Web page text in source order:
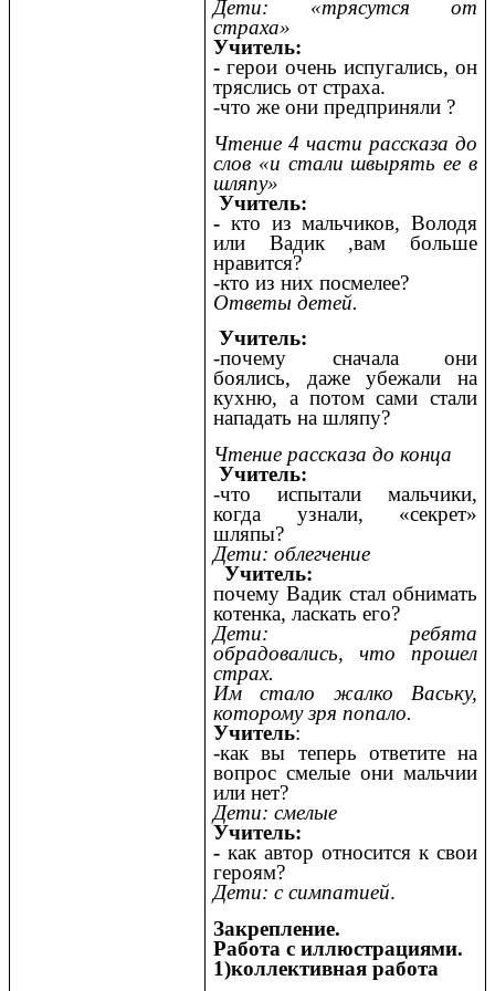
Дети: «трясутся от
страха»
Учитель:
- герои очень испугались, он
тряслись от страха.
-что же они предприняли ?
Чтение 4 части рассказа до
слов «и стали швырять ее в
шляпу»
Учитель:
- кто из мальчиков, Володя
или Вадик ,вам больше
нравится?
-кто из них посмелее?
Ответы детей.
Учитель:
-почему сначала они
боялись, даже убежали на
кухню, а потом сами стали
нападать на шляпу?
Чтение рассказа до конца
Учитель:
-что испытали мальчики,
когда узнали, «секрет»
шляпы?
Дети: облегчение
Учитель:
почему Вадик стал обнимать
котенка, ласкать его?
Дети: ребята
обрадовались, что прошел
страх.
Им стало жалко Ваську,
которому зря попало.
Учитель:
-как вы теперь ответите на
вопрос смелые они мальчии
или нет?
Дети: смелые
Учитель:
- как автор относится к свои
героям?
Дети: с симпатией.
Закрепление.
Работа с иллюстрациями.
1)коллективная работа